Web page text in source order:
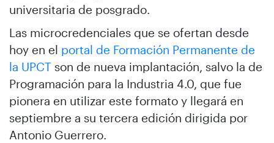
universitaria de posgrado.
Las microcredenciales que se ofertan desde
hoy en el portal de Formación Permanente de
la UPCT son de nueva implantación, salvo la de
Programación para la Industria 4.0, que fue
pionera en utilizar este formato y llegará en
septiembre a su tercera edición dirigida por
Antonio Guerrero.